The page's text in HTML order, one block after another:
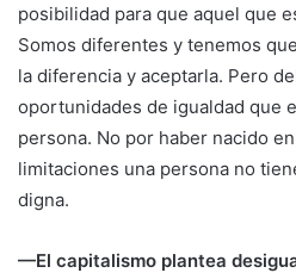
posibilidad para que aquel que
Somos diferentes y tenemos
la diferencia y aceptarla. Pero
oportunidades de igualdad que
persona. No por haber nacido
limitaciones una persona no
digna.
—El capitalismo plantea